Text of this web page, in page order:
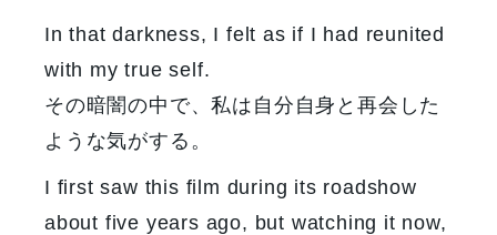
In that darkness, I felt as if I had reunited
with my true self.
その暗闇の中で、私は自分自身と再会した
ような気がする。
I first saw this film during its roadshow
about five years ago, but watching it now,